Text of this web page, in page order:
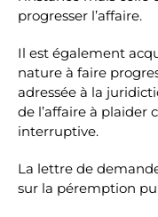
progresser l’affaire.
Il est également
nature à faire
adressée à la
de l’affaire à plaider
interruptive.
La lettre de
sur la péremption